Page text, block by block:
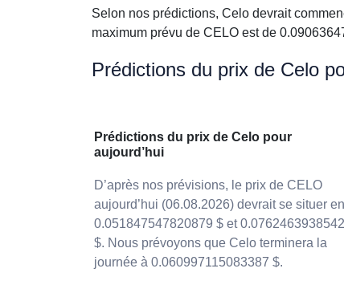
Selon nos prédictions, Celo devrait
maximum prévu de CELO est de
Prédictions du prix de Celo
Prédictions du prix de Celo pour
aujourd’hui
D’après nos prévisions, le prix de CELO
aujourd’hui (06.08.2026) devrait se situer
0.051847547820879 $ et
$. Nous prévoyons que Celo terminera la
journée à 0.060997115083387 $.